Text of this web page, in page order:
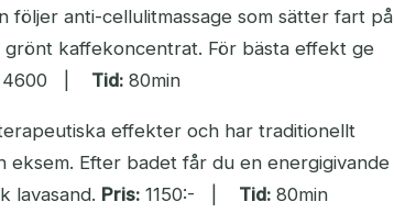
följer anti-cellulitmassage som sätter fart på
grönt kaffekoncentrat. För bästa effekt ge
4600 | Tid: 80min
effekter och har traditionellt
eksem. Efter badet får du en energigivande
lavasand. Pris: 1150:- | Tid: 80min